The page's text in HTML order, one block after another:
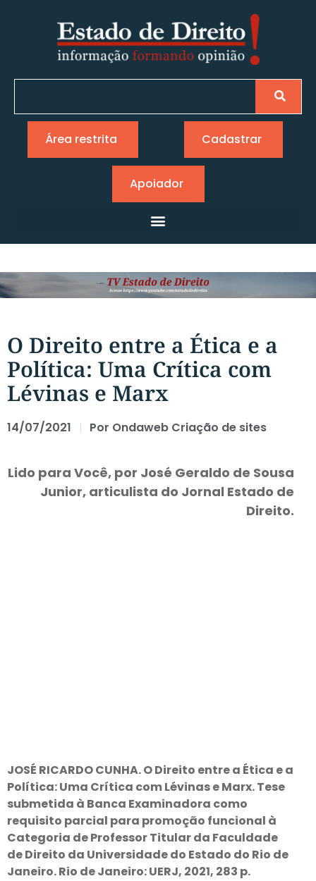
Área restrita Cadastrar
Apoiador
O Direito entre a Ética e a
Política: Uma Crítica com
Lévinas e Marx
14/07/2021 Por Ondaweb Criação de sites
Lido para Você, por José Geraldo de Sousa
Junior, articulista do Jornal Estado de
Direito.
JOSÉ RICARDO CUNHA. O Direito entre a Ética e a
Política: Uma Crítica com Lévinas e Marx. Tese
submetida à Banca Examinadora como
requisito parcial para promoção funcional à
Categoria de Professor Titular da Faculdade
de Direito da Universidade do Estado do Rio de
Janeiro. Rio de Janeiro: UERJ, 2021, 283 p.